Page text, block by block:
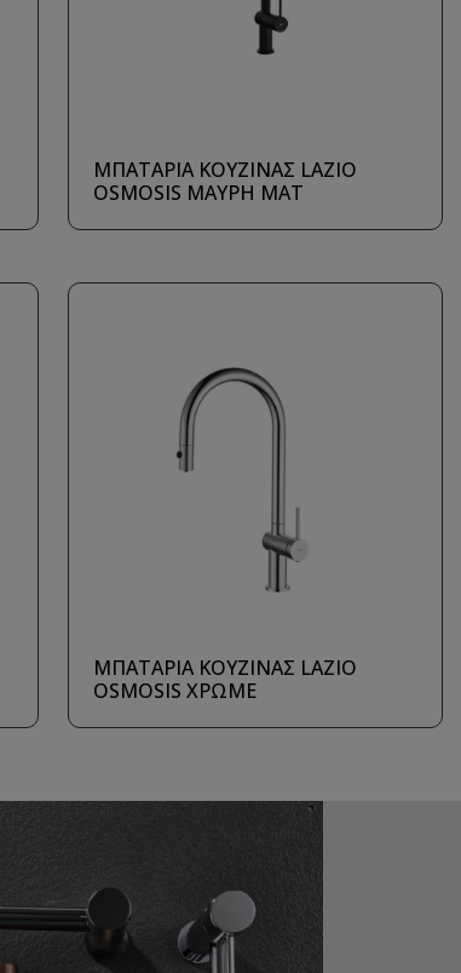
ΜΠΑΤΑΡΙΑ ΚΟΥΖΙΝΑΣ LAZIO
OSMOSIS ΜΑΥΡΗ ΜΑΤ
ΜΠΑΤΑΡΙΑ ΚΟΥΖΙΝΑΣ LAZIO
OSMOSIS ΧΡΩΜΕ